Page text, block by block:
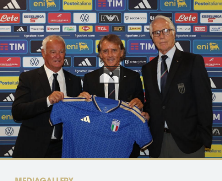
Cerca
Whistleblowing
Area
Media
Assicurazione